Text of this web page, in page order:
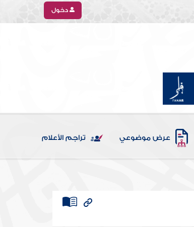
دخول
عرض موضوعي تراجم الأعلام